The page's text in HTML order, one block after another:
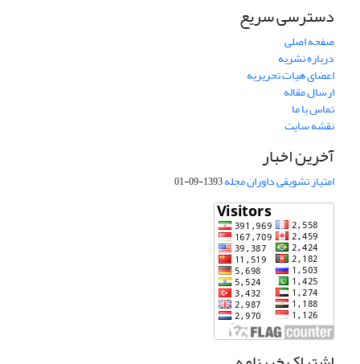
دسترسی سریع
صفحه اصلی
درباره نشریه
اعضای هیات تحریریه
ارسال مقاله
تماس با ما
نقشه سایت
آخرین اخبار
امتیاز تشویقی داوران مجله1393-09-01